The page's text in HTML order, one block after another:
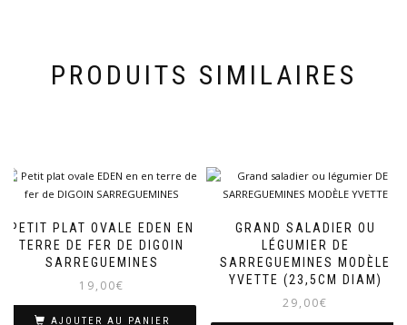
PRODUITS SIMILAIRES
PETIT PLAT OVALE EDEN EN
TERRE DE FER DE DIGOIN
SARREGUEMINES
19,00€
AJOUTER AU PANIER
GRAND SALADIER OU
LÉGUMIER DE
SARREGUEMINES MODÈLE
YVETTE (23,5CM DIAM)
29,00€